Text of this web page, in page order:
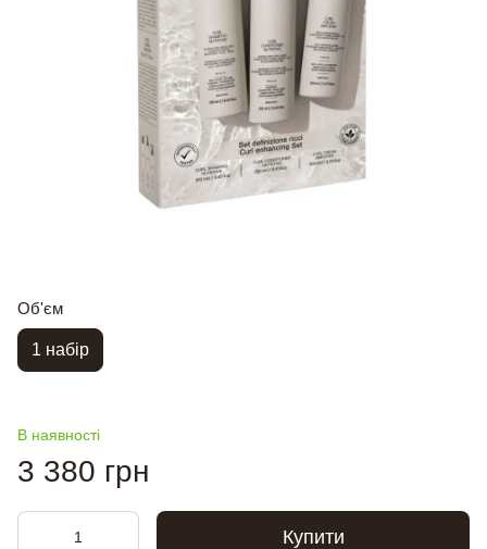
Об'єм
1 набір
В наявності
3 380 грн
Купити